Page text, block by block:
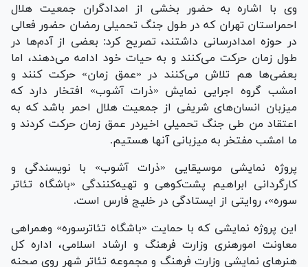
وی با اشاره به حضور بخشی از امدادگران جمعیت هلال
احمراستان تهران که در طول جنگ تحمیلی رمضان حضور فعالی
در حوزه امدادرسانی داشتند، تصریح کرد: بعضی از آدم‌ها در
طول زمان حرکت می‌کنند و به حیات خود ادامه می‌دهند، اما
بعضی‌ها هم تلاش می‌کنند در «عمق زمان» حرکت کنند و
امشب گروه اجرایی نمایش «ذرات آشوب» افتخار دارد که
میزبان انسان‌های شریفی از جمعیت هلال احمر باشد که به
اعتقاد من طی جنگ تحمیلی اخیردر عمق زمان حرکت کردند و
ما امشب مفتخر به میزبانی آنها هستیم.
پروژه نمایشی موسیقایی «ذرات آشوب» با نویسندگی و
کارگردانی ابراهیم پشت‌کوهی و تهیه‌کنندگی «باشگاه تئاتر
سوره»، روایتی از ایستادگی در خلیج فارس است.
این پروژه نمایشی که با حمایت «باشگاه تئاترسوره» وهمراهی
معاونت امورهنری وزارت فرهنگ و ارشاد اسلامی، اداره کل
هنر‌های نمایشی وزارت فرهنگ و مجموعه تئاتر شهر روی صحنه